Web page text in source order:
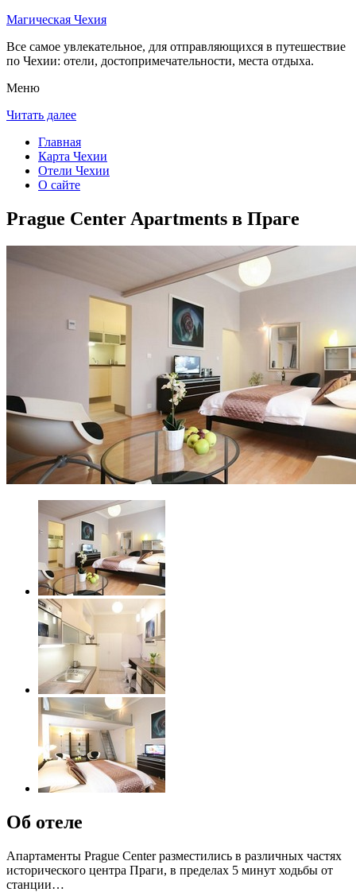
Магическая Чехия
Все самое увлекательное, для отправляющихся в путешествие
по Чехии: отели, достопримечательности, места отдыха.
Меню
Читать далее
Главная
Карта Чехии
Отели Чехии
О сайте
Prague Center Apartments в Праге
Об отеле
Апартаменты Prague Center разместились в различных частях
исторического центра Праги, в пределах 5 минут ходьбы от
станции…